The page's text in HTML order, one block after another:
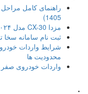
1405)
مزدا CX-30 مدل ۲۰۲۴ آفتاب خودرو؛ بررسی و مشخصات فنی
ثبت نام سامانه سخا
شرایط واردات خودرو
محدودیت ها
واردات خودروی صفر